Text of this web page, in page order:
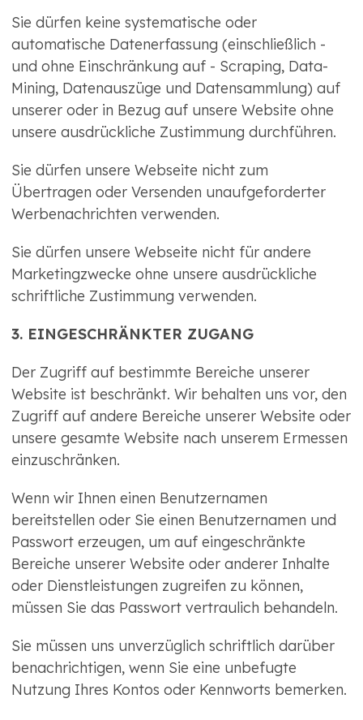
Sie dürfen keine systematische oder
automatische Datenerfassung (einschließlich -
und ohne Einschränkung auf - Scraping, Data-
Mining, Datenauszüge und Datensammlung) auf
unserer oder in Bezug auf unsere Website ohne
unsere ausdrückliche Zustimmung durchführen.
Sie dürfen unsere Webseite nicht zum
Übertragen oder Versenden unaufgeforderter
Werbenachrichten verwenden.
Sie dürfen unsere Webseite nicht für andere
Marketingzwecke ohne unsere ausdrückliche
schriftliche Zustimmung verwenden.
3. EINGESCHRÄNKTER ZUGANG
Der Zugriff auf bestimmte Bereiche unserer
Website ist beschränkt. Wir behalten uns vor, den
Zugriff auf andere Bereiche unserer Website oder
unsere gesamte Website nach unserem Ermessen
einzuschränken.
Wenn wir Ihnen einen Benutzernamen
bereitstellen oder Sie einen Benutzernamen und
Passwort erzeugen, um auf eingeschränkte
Bereiche unserer Website oder anderer Inhalte
oder Dienstleistungen zugreifen zu können,
müssen Sie das Passwort vertraulich behandeln.
Sie müssen uns unverzüglich schriftlich darüber
benachrichtigen, wenn Sie eine unbefugte
Nutzung Ihres Kontos oder Kennworts bemerken.